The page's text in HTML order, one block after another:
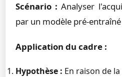
Scénario : Analyser
par un modèle pré-
Application du cadre :
Hypothèse : En raison de